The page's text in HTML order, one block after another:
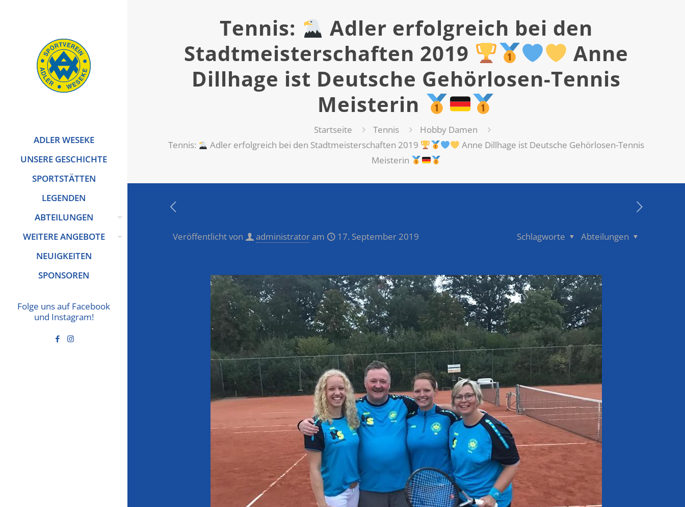
ADLER WESEKE
UNSERE GESCHICHTE
SPORTSTÄTTEN
LEGENDEN
ABTEILUNGEN
WEITERE ANGEBOTE
NEUIGKEITEN
SPONSOREN
Folge uns auf Facebook
und Instagram!
Tennis:
Adler erfolgreich bei den
Stadtmeisterschaften 2019
Anne
Dillhage ist Deutsche Gehörlosen-Tennis
Meisterin
Startseite Tennis
Hobby Damen
Tennis:
Adler erfolgreich bei den Stadtmeisterschaften 2019
Anne Dillhage ist Deutsche Gehörlosen-Tennis
Meisterin
Veröffentlicht von administratoram 17. September 2019 Abteilungen
Schlagworte